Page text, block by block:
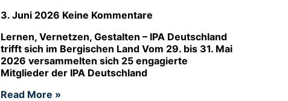
3. Juni 2026 Keine Kommentare
Lernen, Vernetzen, Gestalten – IPA Deutschland
trifft sich im Bergischen Land Vom 29. bis 31. Mai
2026 versammelten sich 25 engagierte
Mitglieder der IPA Deutschland
Read More »